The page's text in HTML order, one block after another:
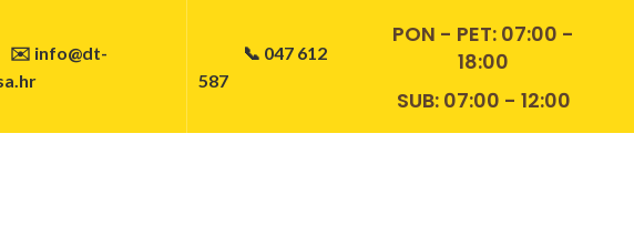
✉️ info@dt-
📞 047 612
587
PON - PET: 07:00 -
18:00
SUB: 07:00 - 12:00